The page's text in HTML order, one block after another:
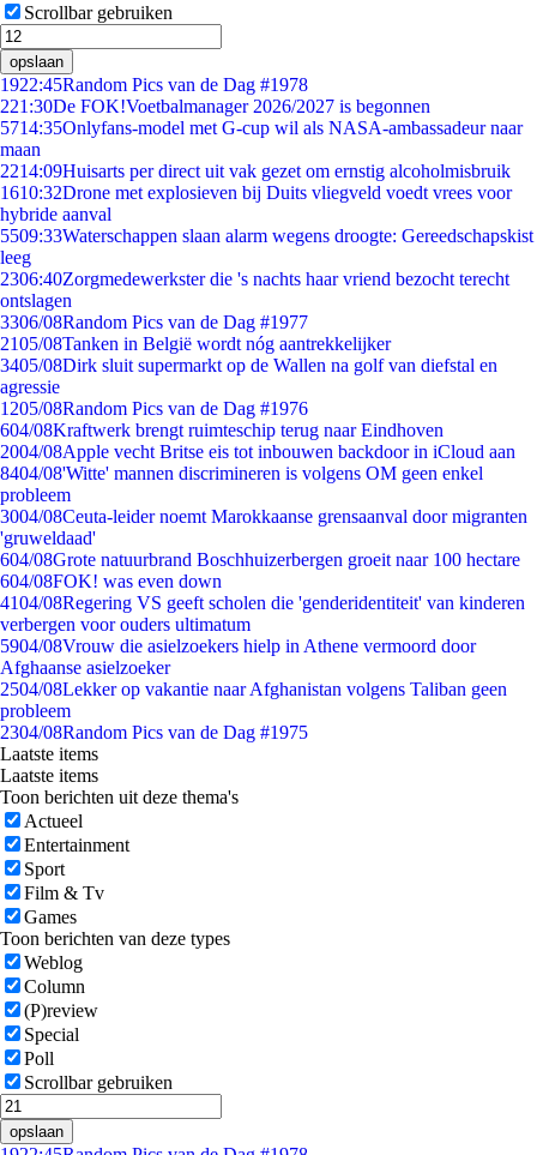
Scrollbar gebruiken
opslaan
1922:45Random Pics van de Dag #1978
221:30De FOK!Voetbalmanager 2026/2027 is begonnen
5714:35Onlyfans-model met G-cup wil als NASA-ambassadeur naar
maan
2214:09Huisarts per direct uit vak gezet om ernstig alcoholmisbruik
1610:32Drone met explosieven bij Duits vliegveld voedt vrees voor
hybride aanval
5509:33Waterschappen slaan alarm wegens droogte: Gereedschapskist
leeg
2306:40Zorgmedewerkster die 's nachts haar vriend bezocht terecht
ontslagen
3306/08Random Pics van de Dag #1977
2105/08Tanken in België wordt nóg aantrekkelijker
3405/08Dirk sluit supermarkt op de Wallen na golf van diefstal en
agressie
1205/08Random Pics van de Dag #1976
604/08Kraftwerk brengt ruimteschip terug naar Eindhoven
2004/08Apple vecht Britse eis tot inbouwen backdoor in iCloud aan
8404/08'Witte' mannen discrimineren is volgens OM geen enkel
probleem
3004/08Ceuta-leider noemt Marokkaanse grensaanval door migranten
'gruweldaad'
604/08Grote natuurbrand Boschhuizerbergen groeit naar 100 hectare
604/08FOK! was even down
4104/08Regering VS geeft scholen die 'genderidentiteit' van kinderen
verbergen voor ouders ultimatum
5904/08Vrouw die asielzoekers hielp in Athene vermoord door
Afghaanse asielzoeker
2504/08Lekker op vakantie naar Afghanistan volgens Taliban geen
probleem
2304/08Random Pics van de Dag #1975
Laatste items
Laatste items
Toon berichten uit deze thema's
Actueel
Entertainment
Sport
Film & Tv
Games
Toon berichten van deze types
Weblog
Column
(P)review
Special
Poll
Scrollbar gebruiken
opslaan